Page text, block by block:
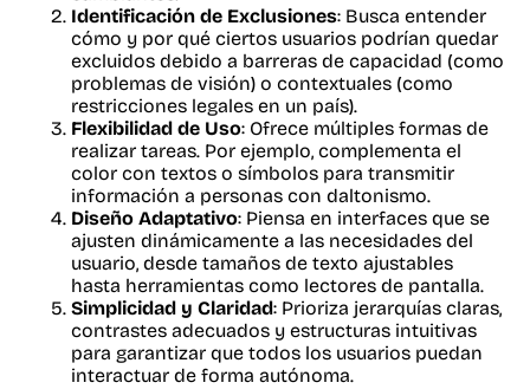
Identificación de Exclusiones: Busca entender
cómo y por qué ciertos usuarios podrían quedar
excluidos debido a barreras de capacidad (como
problemas de visión) o contextuales (como
restricciones legales en un país).
Flexibilidad de Uso: Ofrece múltiples formas de
realizar tareas. Por ejemplo, complementa el
color con textos o símbolos para transmitir
información a personas con daltonismo.
Diseño Adaptativo: Piensa en interfaces que se
ajusten dinámicamente a las necesidades del
usuario, desde tamaños de texto ajustables
hasta herramientas como lectores de pantalla.
Simplicidad y Claridad: Prioriza jerarquías claras,
contrastes adecuados y estructuras intuitivas
para garantizar que todos los usuarios puedan
interactuar de forma autónoma.